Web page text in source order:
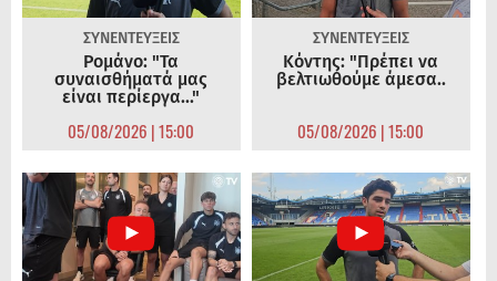
ΣΥΝΕΝΤΕΥΞΕΙΣ
Ρομάνο: "Τα
συναισθήματά μας
είναι περίεργα..."
05/08/2026 | 15:00
ΣΥΝΕΝΤΕΥΞΕΙΣ
Κόντης: "Πρέπει να
βελτιωθούμε άμεσα..
05/08/2026 | 15:00